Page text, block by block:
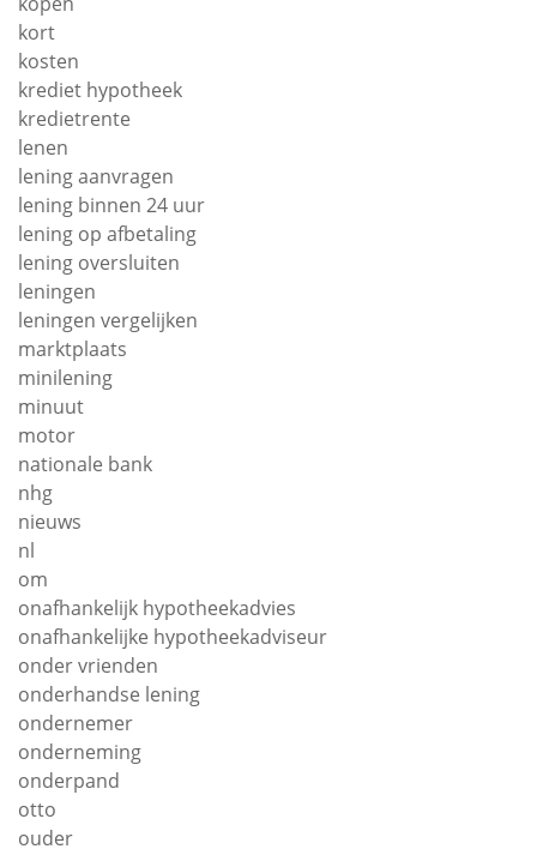
kort
kosten
krediet hypotheek
kredietrente
lenen
lening aanvragen
lening binnen 24 uur
lening op afbetaling
lening oversluiten
leningen
leningen vergelijken
marktplaats
minilening
minuut
motor
nationale bank
nhg
nieuws
nl
om
onafhankelijk hypotheekadvies
onafhankelijke hypotheekadviseur
onder vrienden
onderhandse lening
ondernemer
onderneming
onderpand
otto
ouder